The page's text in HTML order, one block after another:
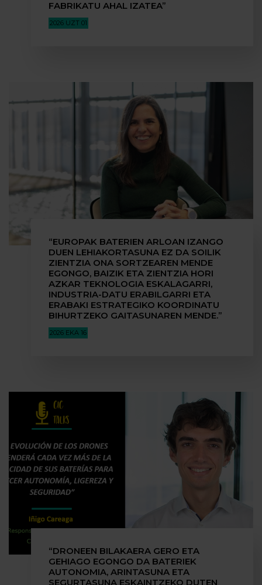
FABRIKATU AHAL IZATEA”
2026 UZT 01
“EUROPAK BATERIEN ARLOAN IZANGO
DUEN LEHIAKORTASUNA EZ DA SOILIK
ZIENTZIA ONA SORTZEAREN MENDE
EGONGO, BAIZIK ETA ZIENTZIA HORI
AZKAR TEKNOLOGIA ESKALAGARRI,
INDUSTRIA-DATU ERABILGARRI ETA
ERABAKI ESTRATEGIKO KOORDINATU
BIHURTZEKO GAITASUNAREN MENDE.”
2026 EKA 16
“DRONEEN BILAKAERA GERO ETA
GEHIAGO EGONGO DA BATERIEK
AUTONOMIA, ARINTASUNA ETA
SEGURTASUNA ESKAINTZEKO DUTEN